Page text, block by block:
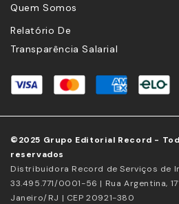
Quem Somos
Relatório De
Transparência Salarial
©2025 Grupo Editorial Record -
reservados
Distribuidora Record de Serviços de
33.495.771/0001-56 | Rua Argentina,
Janeiro/RJ | CEP 20921-380